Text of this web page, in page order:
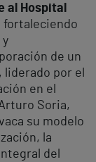
al Hospital
fortaleciendo
y
de un
por el
en el
Soria,
su modelo
la
del